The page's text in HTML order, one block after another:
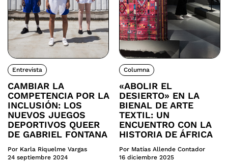
Entrevista
CAMBIAR LA
COMPETENCIA POR LA
INCLUSIÓN: LOS
NUEVOS JUEGOS
DEPORTIVOS QUEER
DE GABRIEL FONTANA
Por Karla Riquelme Vargas
24 septiembre 2024
Columna
«ABOLIR EL
DESIERTO» EN LA
BIENAL DE ARTE
TEXTIL: UN
ENCUENTRO CON LA
HISTORIA DE ÁFRICA
Por Matías Allende Contador
16 diciembre 2025